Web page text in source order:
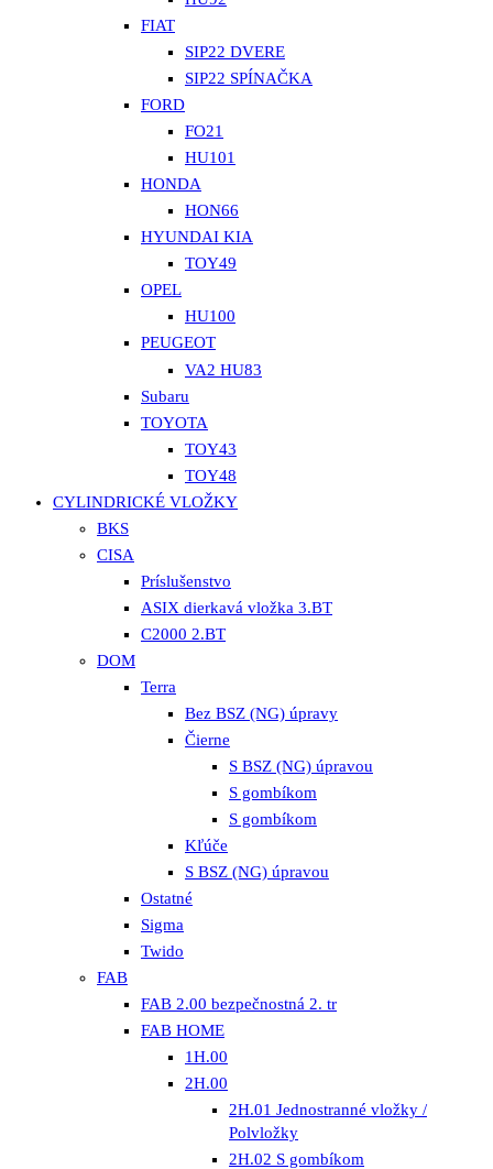
FIAT
SIP22 DVERE
SIP22 SPÍNAČKA
FORD
FO21
HU101
HONDA
HON66
HYUNDAI KIA
TOY49
OPEL
HU100
PEUGEOT
VA2 HU83
Subaru
TOYOTA
TOY43
TOY48
CYLINDRICKÉ VLOŽKY
BKS
CISA
Príslušenstvo
ASIX dierkavá vložka 3.BT
C2000 2.BT
DOM
Terra
Bez BSZ (NG) úpravy
Čierne
S BSZ (NG) úpravou
S gombíkom
S gombíkom
Kľúče
S BSZ (NG) úpravou
Ostatné
Sigma
Twido
FAB
FAB 2.00 bezpečnostná 2. tr
FAB HOME
1H.00
2H.00
2H.01 Jednostranné vložky /
Polvložky
2H.02 S gombíkom